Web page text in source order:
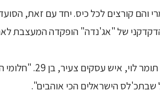
והם קורצים לכל כיס. יחד עם זאת,
של "אג'נדה" הופקדה המעצבת
"אג'נדה" היא הגשמת חלום
שבתכ'לס הישראלים הכי אוהבים".